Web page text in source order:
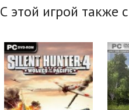
С этой игрой также